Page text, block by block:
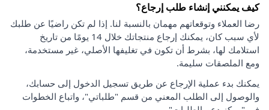
كيف يمكنني إنشاء طلب إرجاع؟
رضا العملاء وتوقعاتهم مهمان بالنسبة لنا. إذا لم تكن راضيًا عن طلبك
لأي سبب كان، يمكنك إرجاع منتجاتك خلال 14 يومًا من تاريخ
استلامك لها، بشرط أن تكون في تغليفها الأصلي، غير مستخدمة،
ومع الملصقات سليمة.
يمكنك بدء عملية الإرجاع عن طريق تسجيل الدخول إلى حسابك،
والوصول إلى الطلب المعني من قسم "طلباتي"، واتباع الخطوات